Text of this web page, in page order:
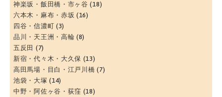
神楽坂・飯田橋・市ヶ谷 (18)
六本木・麻布・赤坂 (16)
四谷・信濃町 (3)
品川・天王洲・高輪 (8)
五反田 (7)
新宿・代々木・大久保 (13)
高田馬場・目白・江戸川橋 (7)
池袋・大塚 (14)
中野・阿佐ヶ谷・荻窪 (18)